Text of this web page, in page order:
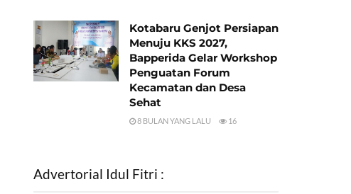
Kotabaru Genjot Persiapan
Menuju KKS 2027,
Bapperida Gelar Workshop
Penguatan Forum
Kecamatan dan Desa
Sehat
8 BULAN YANG LALU 16
Advertorial Idul Fitri :